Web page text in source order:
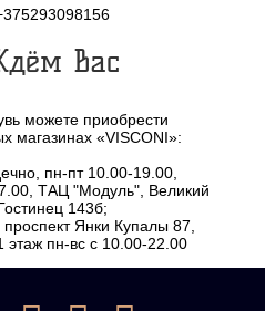
Вас
можете приобрести
магазинах «VISCONI»:
пн-пт 10.00-19.00,
ТАЦ "Модуль", Великий
143б;
Янки Купалы 87,
этаж пн-вс с 10.00-22.00